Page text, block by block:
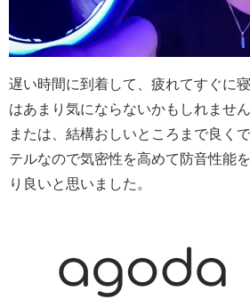
遅い時間に到着して、疲れてすぐに
はあまり気にならないかもしれません
または、結構おしいところまで良く
テルなので気密性を高めて防音性能
り良いと思いました。